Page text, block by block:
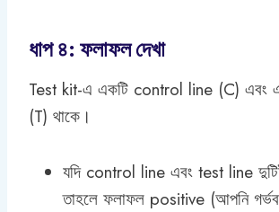
ধাপ ৪: ফলাফল দেখা
Test kit-এ একটি control line (C) এবং
(T) থাকে।
যদি control line এবং test line
তাহলে ফলাফল positive (আপনি